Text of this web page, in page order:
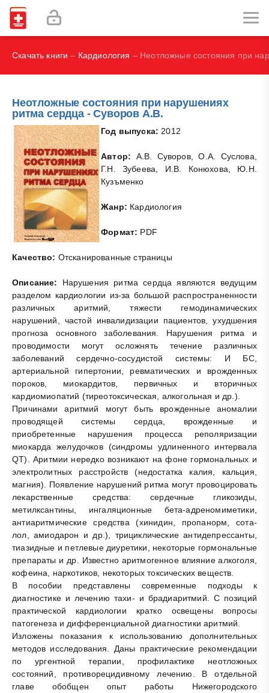
Социальная психология - Дэвид Дж. Майерс
С., Дж. М. Риппе, А. Лисбон, С. О. Херд
Скачать книги – Кардиология – Неотложные состояния при
Неотложные состояния при нарушениях
ритма сердца - Суворов А.В.
Год выпуска: 2012
Автор: А.В. Суворов, О.А. Суслова,
Г.Н. Зубеева, И.В. Конюхова, Ю.Н.
Кузъменко
Жанр: Кардиология
Формат: PDF
Качество: Отсканированные страницы
Описание: Нарушения ритма сердца являются ведущим
разделом кардиологии из-за большой распространенности
различных аритмий, тяжести гемодинамических
нарушений, частой инвалидизации пациентов, ухудшения
прогноза основного заболевания. Нарушения ритма и
проводимости могут осложнять течение различных
заболеваний сердечно-сосудистой системы: И БС,
артериальной гипертонии, ревматических и врожденных
пороков, миокардитов, первичных и вторичных
кардиомиопатий (тиреотоксическая, алкогольная и др.).
Причинами аритмий могут быть врожденные аномалии
проводящей системы сердца, врожденные и
приобретенные нарушения процесса реполяризации
миокарда желудочков (синдромы удлиненного интервала
QT). Аритмии нередко возникают на фоне гормональных и
электролитных расстройств (недостатка калия, кальция,
магния). Появление нарушений ритма могут провоцировать
лекарственные средства: сердечные гликозиды,
метилксантины, ингаляционные бета-адреномиметики,
антиаритмические средства (хинидин, пропанорм, сота-
лол, амиодарон и др.), трициклические антидепрессанты,
тиазидные и петлевые диуретики, некоторые гормональные
препараты и др. Известно аритмогенное влияние алкоголя,
кофеина, наркотиков, некоторых токсических веществ.
В пособии представлены современные подходы к
диагностике и лечению тахи- и брадиаритмий. С позиций
практической кардиологии кратко освещены вопросы
патогенеза и дифференциальной диагностики аритмий.
Изложены показания к использованию дополнительных
методов исследования. Даны практические рекомендации
по ургентной терапии, профилактике неотложных
состояний, противорецидивному лечению. В отдельной
главе обобщен опыт работы Нижегородского